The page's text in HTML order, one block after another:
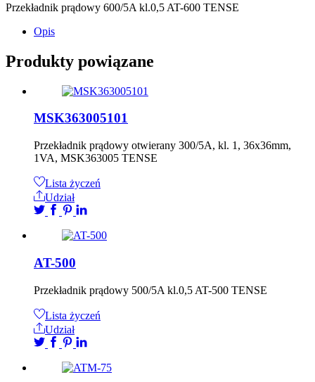
Przekładnik prądowy 600/5A kl.0,5 AT-600 TENSE
Opis
Produkty powiązane
MSK363005101
Przekładnik prądowy otwierany 300/5A, kl. 1, 36x36mm,
1VA, MSK363005 TENSE
Lista życzeń
Udział
AT-500
Przekładnik prądowy 500/5A kl.0,5 AT-500 TENSE
Lista życzeń
Udział